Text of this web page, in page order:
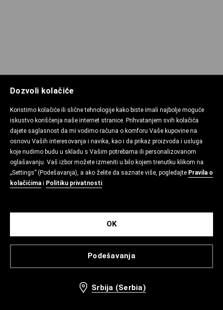
Dozvoli kolačiće
Koristimo kolačiće ili slične tehnologije kako biste imali najbolje moguće
iskustvo korišćenja naše internet stranice. Prihvatanjem svih kolačića
dajete saglasnost da mi vodimo računa o komforu Vaše kupovine na
osnovu Vaših interesovanja i navika, kao i da prikaz proizvoda i usluga
koje nudimo budu u skladu s Vašim potrebama ili personalizovanom
oglašavanju. Vaš izbor možete izmeniti u bilo kojem trenutku klikom na
„Settings” (Podešavanja), a ako želite da saznate više, pogledajte Pravila o
kolačićima i Politiku privatnosti.
Podešavanja
OK
Srbija (Serbia)